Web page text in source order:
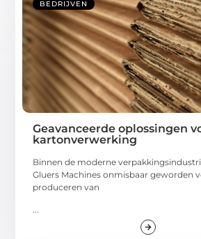
BEDRIJVEN
Geavanceerde oplossingen
kartonverwerking
Binnen de moderne
Gluers Machines onmisbaar geworden
produceren van
...